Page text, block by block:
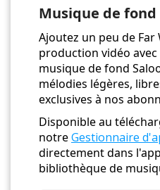
Musique de fond
Ajoutez un peu de Far
production vidéo
musique de fond
mélodies légères,
exclusives à nos
Disponible au
notreGestionnaire
directement dans
bibliothèque de